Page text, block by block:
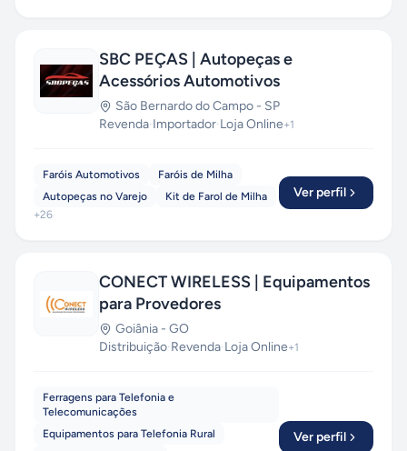
SBC PEÇAS | Autopeças e
Acessórios Automotivos
São Bernardo do Campo - SP
Revenda·Importador·Loja Online+1
Faróis Automotivos
Faróis de Milha
Autopeças no Varejo
Kit de Farol de Milha
+26
Ver perfil
CONECT WIRELESS | Equipamentos
para Provedores
Goiânia - GO
Distribuição·Revenda·Loja Online+1
Ferragens para Telefonia e
Telecomunicações
Equipamentos para Telefonia Rural
Ver perfil